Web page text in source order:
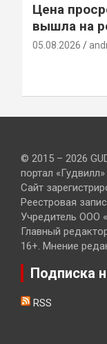
Цена
вышла на
05.08.2026
© 2015 – 2026
портал «Гудвилл»
Сайт
Реестровая
Учредитель ООО
Главный
16+. Мнение
Подписка
RSS